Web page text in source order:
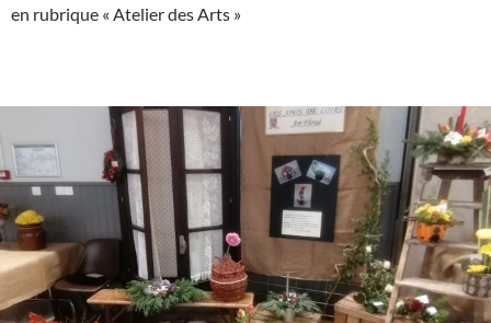
en rubrique « Atelier des Arts »